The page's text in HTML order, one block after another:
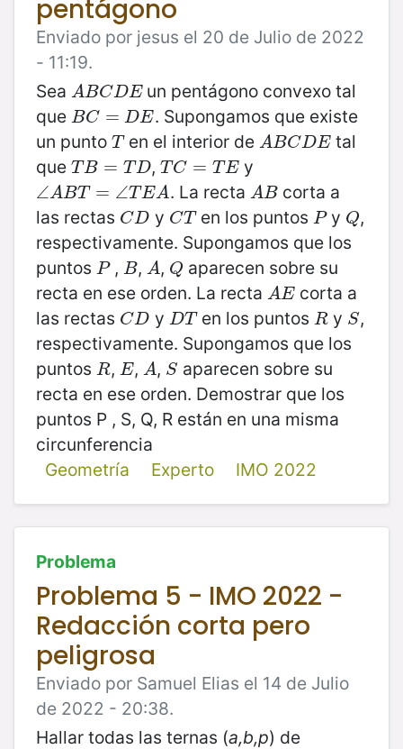
pentágono
Enviado por jesus el 20 de Julio de 2022
- 11:19.
Sea A BCDE
ABCDE
un pentágono convexo tal
que BC = DE
BC= D E
. Supongamos que existe
un punto T
Ten el interior de A BCDE
ABCDE
tal
que T B = T D
TB= TD , T C = T E
TC=TE
y
∠A BT = ∠T EA
∠ABT= ∠ TEA . La recta A B
AB corta a
las rectas CD
CD y CT
CTen los puntos P
Py Q
Q,
respectivamente. Supongamos que los
puntos P
P, B
B, A
A, Q
Q aparecen sobre su
recta en ese orden. La recta A E
AE corta a
las rectas CD
CD y DT
DT en los puntos R
Ry S
S,
respectivamente. Supongamos que los
puntos R
R, E
E , A
A, S
Saparecen sobre su
recta en ese orden. Demostrar que los
puntos P , S, Q, R están en una misma
circunferencia
Geometría
Experto IMO 2022
Problema
Problema 5 - IMO 2022 -
Redacción corta pero
peligrosa
Enviado por Samuel Elias el 14 de Julio
de 2022 - 20:38.
Hallar todas las ternas (a,b,p) de